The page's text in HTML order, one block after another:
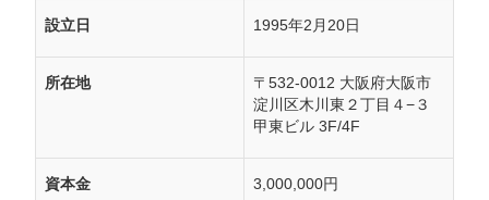
設立日 1995年2月20日
所在地
〒532-0012 大阪府大阪市
淀川区木川東２丁目４−３
甲東ビル 3F/4F
資本金 3,000,000円